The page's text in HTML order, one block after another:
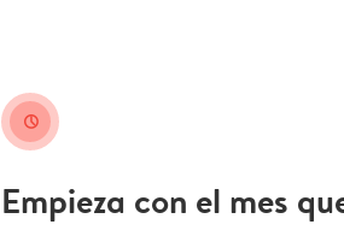
clock
Empieza con el mes